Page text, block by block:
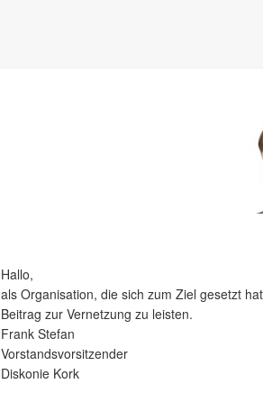
Hallo,
als Organisation, die sich zum Ziel gesetzt
Beitrag zur Vernetzung zu leisten.
Frank Stefan
Vorstandsvorsitzender
Diskonie Kork